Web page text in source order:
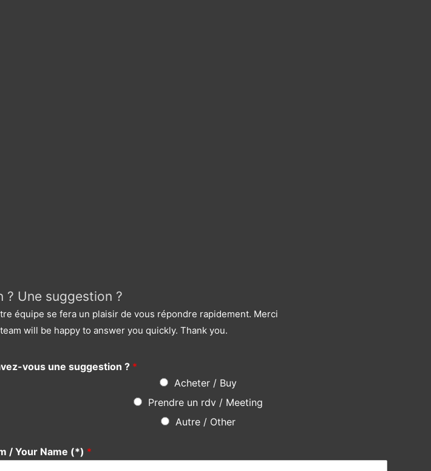
? Une suggestion ?
équipe se fera un plaisir de vous répondre rapidement. Merci
will be happy to answer you quickly. Thank you.
vous une suggestion ? *
Acheter / Buy
Prendre un rdv / Meeting
Autre / Other
/ Your Name (*) *